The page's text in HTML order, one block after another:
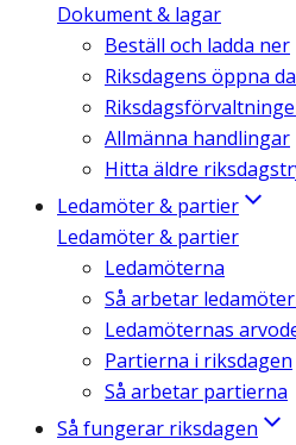
Dokument & lagar
Beställ och ladda ner
Riksdagens öppna
Allmänna handlingar
Hitta äldre
Ledamöter & partier
Ledamöter & partier
Ledamöterna
Så arbetar
Ledamöternas
Partierna i riksdagen
Så arbetar partierna
Så fungerar riksdagen